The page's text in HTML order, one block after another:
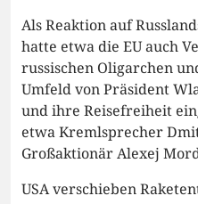
Als Reaktion auf
hatte etwa die EU auch
russischen Oligarchen
Umfeld von Präsident
und ihre Reisefreiheit
etwa Kremlsprecher
Großaktionär Alexej
USA verschieben